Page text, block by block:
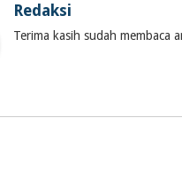
Redaksi
Terima kasih sudah membaca